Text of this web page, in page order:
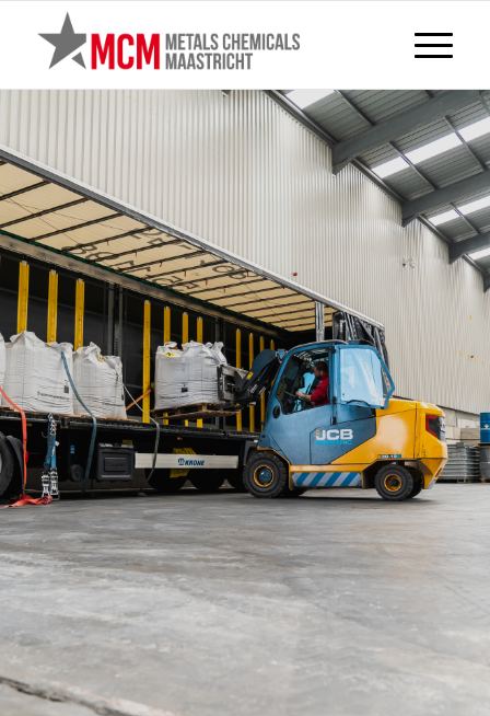
SERVICES
Grâce à nos services internes, nous
offrons à nos partenaires
commerciaux une solution complète.